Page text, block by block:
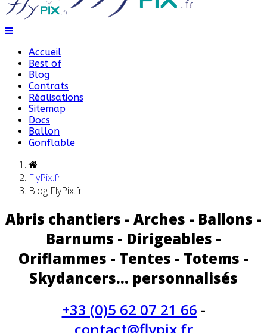
Accueil
Best of
Blog
Contrats
Réalisations
Sitemap
Docs
Ballon
Gonflable
FlyPix.fr
Blog FlyPix.fr
Abris chantiers - Arches - Ballons -
Barnums - Dirigeables -
Oriflammes - Tentes - Totems -
Skydancers... personnalisés
+33 (0)5 62 07 21 66 -
contact@flypix.fr